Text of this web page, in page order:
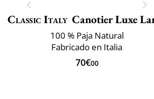
Classic Italy Canotier Luxe
100 % Paja Natural
Fabricado en Italia
70€00